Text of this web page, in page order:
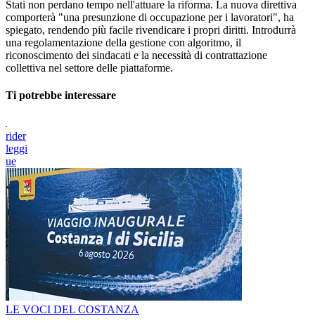
Stati non perdano tempo nell'attuare la riforma. La nuova direttiva
comporterà "una presunzione di occupazione per i lavoratori", ha
spiegato, rendendo più facile rivendicare i propri diritti. Introdurrà
una regolamentazione della gestione con algoritmo, il
riconoscimento dei sindacati e la necessità di contrattazione
collettiva nel settore delle piattaforme.
Ti potrebbe interessare
rider
leggi
ue
LE VOCI DEL COSTANZA